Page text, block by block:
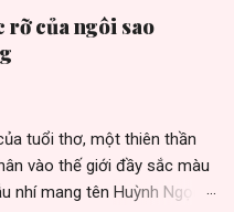
kế. Là sự lựa chọn của
nữ doanh nhân thành đạt,
nhiều người đẹp có sức
còn đang sử dụng phương
và nhượng quyền
của hàng tại các tỉnh
rỡ của ngôi sao
tuổi thơ, một thiên thần
vào thế giới đầy sắc màu
nhí mang tên Huỳnh Ngọc